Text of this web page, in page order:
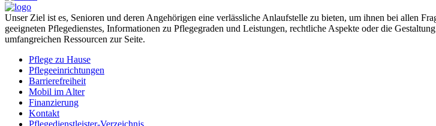
Unser Ziel ist es, Senioren und deren Angehörigen eine verlässliche Anlaufstelle zu bieten, um ihnen bei allen
geeigneten Pflegedienstes, Informationen zu Pflegegraden und Leistungen, rechtliche Aspekte oder die
umfangreichen Ressourcen zur Seite.
Pflege zu Hause
Pflegeeinrichtungen
Barrierefreiheit
Mobil im Alter
Finanzierung
Kontakt
Pflegedienstleister-Verzeichnis